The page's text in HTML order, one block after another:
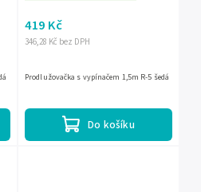
346,28 Kč bez DPH
419 Kč
Do košíku
Prodlužovačka s vypínačem 1,5m R-5 šedá